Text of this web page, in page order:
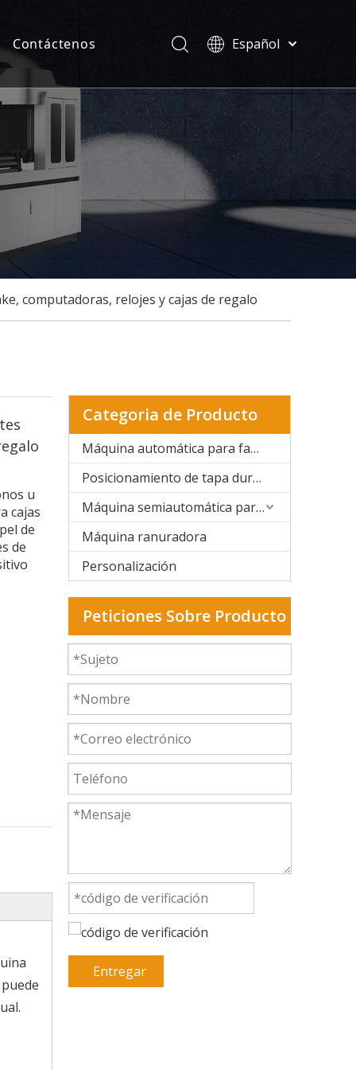
Contáctenos
Español
ไทย
Français
computadoras, relojes y cajas de regalo
u
cajas
de
de
Categoria de Producto
Máquina automática para fabricar cajas rígidas
Posicionamiento de tapa dura y caja rígida
Máquina semiautomática para fabricar cajas rígidas
Máquina ranuradora
Personalización
Peticiones Sobre Producto
Entregar